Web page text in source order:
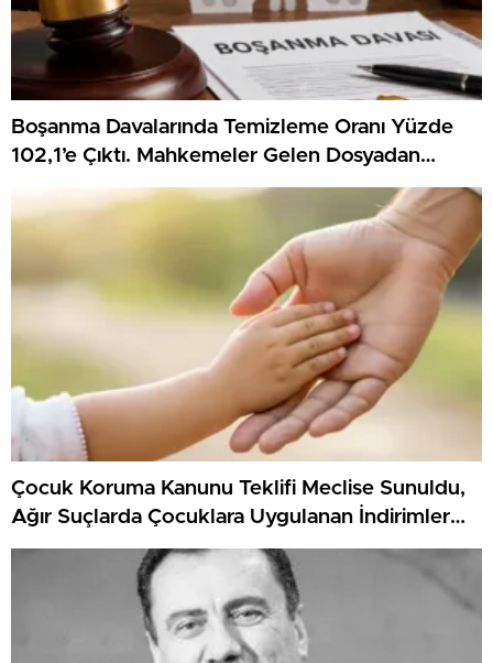
Boşanma Davalarında Temizleme Oranı Yüzde
102,1’e Çıktı. Mahkemeler Gelen Dosyadan
Fazlasını Karara Bağladı
Çocuk Koruma Kanunu Teklifi Meclise Sunuldu,
Ağır Suçlarda Çocuklara Uygulanan İndirimler
Yeniden Düzenlenecek